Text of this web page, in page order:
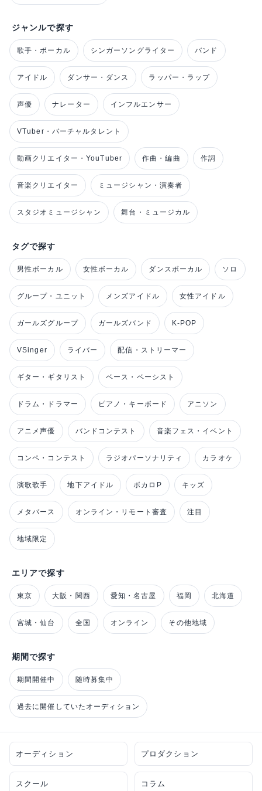
ジャンルで探す
歌手・ボーカル シンガーソングライター バンド
アイドル ダンサー・ダンス ラッパー・ラップ
声優 ナレーター インフルエンサー
VTuber・バーチャルタレント
動画クリエイター・YouTuber 作曲・編曲 作詞
音楽クリエイター ミュージシャン・演奏者
スタジオミュージシャン 舞台・ミュージカル
タグで探す
男性ボーカル 女性ボーカル ダンスボーカル ソロ
グループ・ユニット メンズアイドル 女性アイドル
ガールズグループ ガールズバンド K-POP
VSinger ライバー 配信・ストリーマー
ギター・ギタリスト ベース・ベーシスト
ドラム・ドラマー ピアノ・キーボード アニソン
アニメ声優 バンドコンテスト 音楽フェス・イベント
コンペ・コンテスト ラジオパーソナリティ カラオケ
演歌歌手 地下アイドル ボカロP キッズ
メタバース オンライン・リモート審査 注目
地域限定
エリアで探す
東京 大阪・関西 愛知・名古屋 福岡 北海道
宮城・仙台 全国 オンライン その他地域
期間で探す
期間開催中 随時募集中
過去に開催していたオーディション
オーディション プロダクション
スクール コラム